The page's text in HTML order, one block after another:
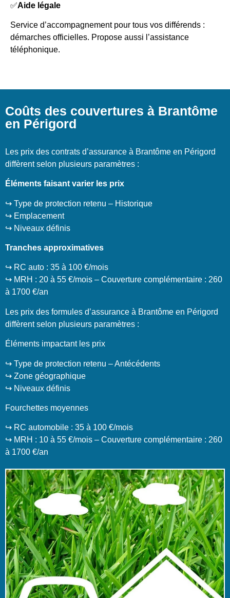
✅Aide légale
Service d’accompagnement pour tous vos différends :
démarches officielles. Propose aussi l’assistance
téléphonique.
Coûts des couvertures à Brantôme
en Périgord
Les prix des contrats d’assurance à Brantôme en Périgord
diffèrent selon plusieurs paramètres :
Éléments faisant varier les prix
↪️ Type de protection retenu – Historique
↪️ Emplacement
↪️ Niveaux définis
Tranches approximatives
↪️ RC auto : 35 à 100 €/mois
↪️ MRH : 20 à 55 €/mois – Couverture complémentaire : 260
à 1700 €/an
Les prix des formules d’assurance à Brantôme en Périgord
diffèrent selon plusieurs paramètres :
Éléments impactant les prix
↪️ Type de protection retenu – Antécédents
↪️ Zone géographique
↪️ Niveaux définis
Fourchettes moyennes
↪️ RC automobile : 35 à 100 €/mois
↪️ MRH : 10 à 55 €/mois – Couverture complémentaire : 260
à 1700 €/an